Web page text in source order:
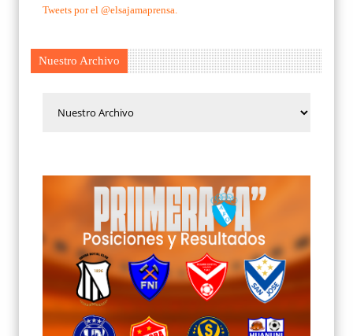
Tweets por el @elsajamaprensa.
Nuestro Archivo